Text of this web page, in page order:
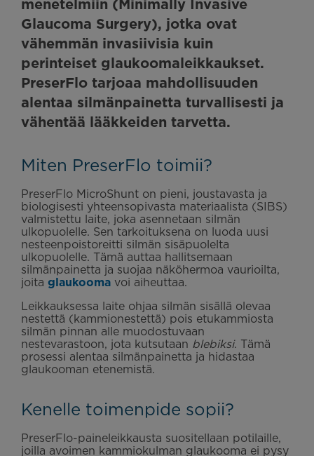
menetelmiin (Minimally Invasive
Glaucoma Surgery), jotka ovat
vähemmän invasiivisia kuin
perinteiset glaukoomaleikkaukset.
PreserFlo tarjoaa mahdollisuuden
alentaa silmänpainetta turvallisesti ja
vähentää lääkkeiden tarvetta.
Miten PreserFlo toimii?
PreserFlo MicroShunt on pieni, joustavasta ja
biologisesti yhteensopivasta materiaalista (SIBS)
valmistettu laite, joka asennetaan silmän
ulkopuolelle. Sen tarkoituksena on luoda uusi
nesteenpoistoreitti silmän sisäpuolelta
ulkopuolelle. Tämä auttaa hallitsemaan
silmänpainetta ja suojaa näköhermoa vaurioilta,
joita glaukooma voi aiheuttaa.
Leikkauksessa laite ohjaa silmän sisällä olevaa
nestettä (kammionestettä) pois etukammiosta
silmän pinnan alle muodostuvaan
nestevarastoon, jota kutsutaan blebiksi. Tämä
prosessi alentaa silmänpainetta ja hidastaa
glaukooman etenemistä.
Kenelle toimenpide sopii?
PreserFlo-paineleikkausta suositellaan potilaille,
joilla avoimen kammiokulman glaukooma ei pysy